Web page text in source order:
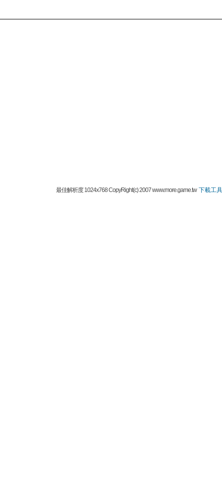
最佳解析度 1024x768 CopyRight(c) 2007 www.more.game.tw下載工